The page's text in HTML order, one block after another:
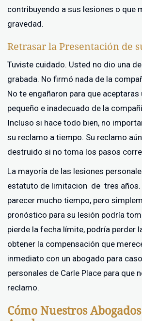
contribuyendo a sus lesiones o que
gravedad.
Retrasar la Presentación de
Tuviste cuidado. Usted no dio una
grabada. No firmó nada de la
No te engañaron para que aceptaras
pequeño e inadecuado de la
Incluso si hace todo bien, no
su reclamo a tiempo. Su reclamo
destruido si no toma los pasos
La mayoría de las lesiones
estatuto de limitacion de tres años.
parecer mucho tiempo, pero
pronóstico para su lesión podría
pierde la fecha límite, podría perder
obtener la compensación que
inmediato con un abogado para
personales de Carle Place para que
reclamo.
Cómo Nuestros